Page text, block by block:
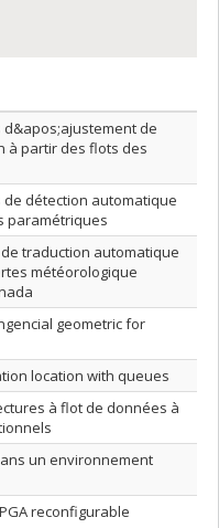
de
à partir des flots des
détection automatique
paramétriques
traduction automatique
météorologique
geometric for
location with queues
à flot de données à
un environnement
reconfigurable